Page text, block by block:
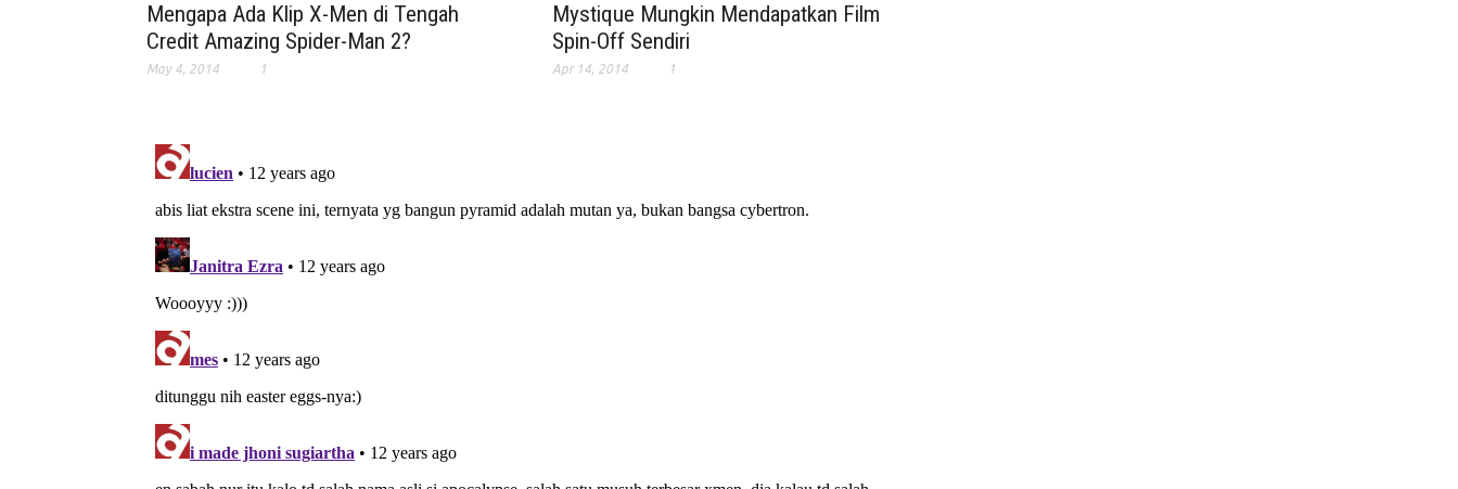
Mengapa Ada Klip X-Men di Tengah
Credit Amazing Spider-Man 2?
May 4, 2014 1
Mystique Mungkin Mendapatkan Film
Spin-Off Sendiri
Apr 14, 2014 1